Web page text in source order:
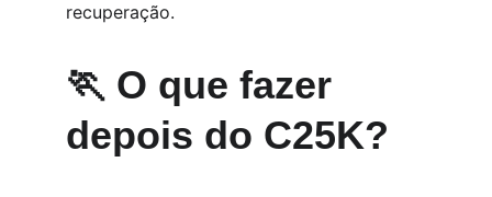
recuperação.
🏃 O que fazer
depois do C25K?